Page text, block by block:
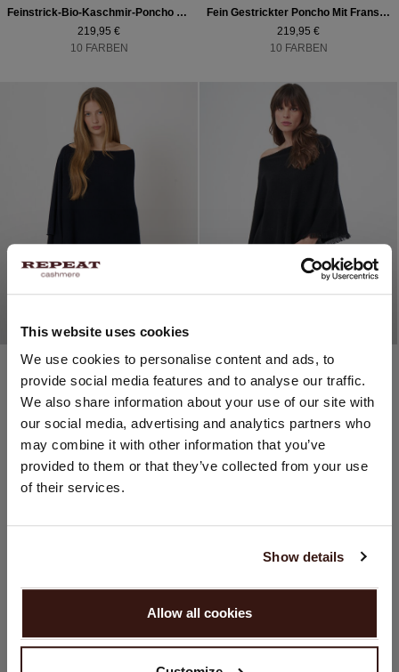
This website uses cookies
We use cookies to personalise content and ads, to
provide social media features and to analyse our traffic.
We also share information about your use of our site with
our social media, advertising and analytics partners who
may combine it with other information that you’ve
provided to them or that they’ve collected from your use
of their services.
Show details
Allow all cookies
Feinstrick-Bio-Kaschmir-Poncho Mit Fransen
219,95 €
10 FARBEN
Fein Gestrickter Poncho Mit Fransen Aus Bio-Kaschmir
219,95 €
10 FARBEN
Organic cashmere (100%)
Feinstrick-Poncho Aus Kaschmir Mit Fransen
219,95 €
Organic cashmere (100%)
219,95 €
STANDORT ÄNDERN
Sie besuchen Repeat cashmere von Niederlande (€) aus.
Möchten Sie Ihre Standort aktualisieren?
Vereinigte Staaten ($)
WEITER